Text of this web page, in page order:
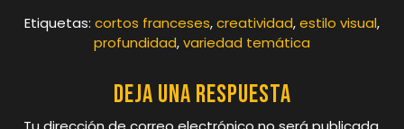
Etiquetas: cortos franceses,creatividad,estilo visual,
profundidad,variedad temática
Deja una respuesta